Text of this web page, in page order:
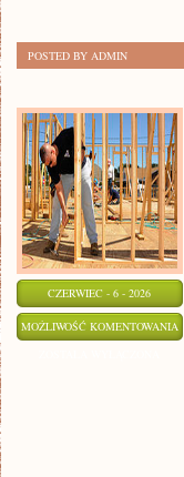
POSTED BY ADMIN
CZERWIEC - 6 - 2026
MOŻLIWOŚĆ KOMENTOWANIA